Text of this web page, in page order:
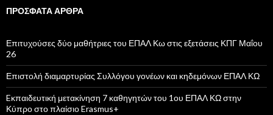
ή
σ
η
γ
ι
α
:
ΠΡΌΣΦΑΤΑ ΆΡΘΡΑ
Επιτυχούσες δύο μαθήτριες του ΕΠΑΛ Κω στις εξετάσεις ΚΠΓ Μαΐου
26
Επιστολή διαμαρτυρίας Συλλόγου γονέων και κηδεμόνων ΕΠΑΛ ΚΩ
Eκπαιδευτική μετακίνηση 7 καθηγητών του 1ου ΕΠΑΛ ΚΩ στην
Κύπρο στο πλαίσιο Erasmus+